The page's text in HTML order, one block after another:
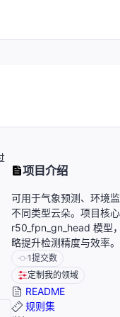
项目介绍
可用于气象预测、环境
不同类型云朵。项目核
r50_fpn_gn_head 模型
略提升检测精度与效率
1提交数
定制我的领域
README
规则集